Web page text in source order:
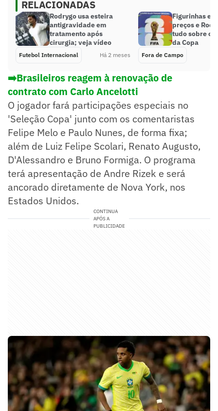
RELACIONADAS
Rodrygo usa esteira
antigravidade em
tratamento após
cirurgia; veja vídeo
Futebol Internacional Há 2 meses
Figurinhas
preços e
tudo sobre o
da Copa
Fora de Campo
➡️Brasileiros reagem à renovação de
contrato com Carlo Ancelotti
O jogador fará participações especiais no
'Seleção Copa' junto com os comentaristas
Felipe Melo e Paulo Nunes, de forma fixa;
além de Luiz Felipe Scolari, Renato Augusto,
D'Alessandro e Bruno Formiga. O programa
terá apresentação de Andre Rizek e será
ancorado diretamente de Nova York, nos
Estados Unidos.
CONTINUA
APÓS A
PUBLICIDADE